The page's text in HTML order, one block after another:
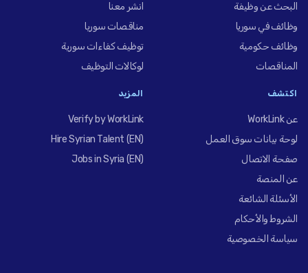
البحث عن وظيفة
وظائف في سوريا
وظائف حكومية
المناقصات
انشر معنا
مناقصات سوريا
توظيف كفاءات سورية
لوكالات التوظيف
اكتشف
عن WorkLink
لوحة بيانات سوق العمل
صفحة الاتصال
عن المنصة
الأسئلة الشائعة
الشروط والأحكام
سياسة الخصوصية
المزيد
Verify by WorkLink
Hire Syrian Talent (EN)
Jobs in Syria (EN)